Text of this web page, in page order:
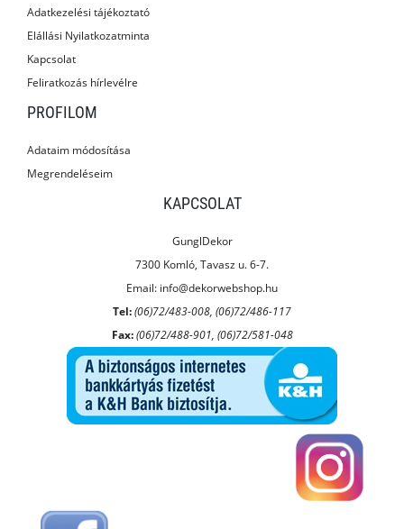
Adatkezelési tájékoztató
Elállási Nyilatkozatminta
Kapcsolat
Feliratkozás hírlevélre
PROFILOM
Adataim módosítása
Megrendeléseim
KAPCSOLAT
GunglDekor
7300 Komló, Tavasz u. 6-7.
Email: info@dekorwebshop.hu
Tel:(06)72/483-008, (06)72/486-117
Fax: (06)72/488-901, (06)72/581-048